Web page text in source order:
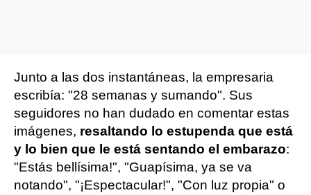
Junto a las dos instantáneas, la empresaria
escribía: "28 semanas y sumando". Sus
seguidores no han dudado en comentar estas
imágenes, resaltando lo estupenda que está
y lo bien que le está sentando el embarazo:
"Estás bellísima!", "Guapísima, ya se va
notando", "¡Espectacular!", "Con luz propia" o